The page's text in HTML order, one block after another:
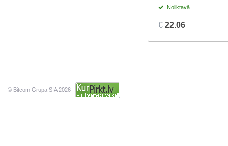
Noliktavā
€ 22.06
© Bitcom Grupa SIA 2026